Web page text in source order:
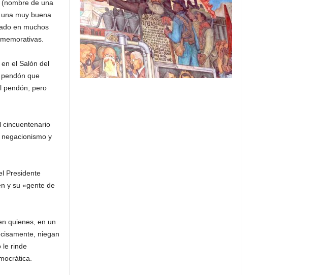
de una
muy buena
en muchos
el Salón del
que
pendón, pero
cincuentenario
y
Presidente
y su «gente de
quienes, en un
niegan
le rinde